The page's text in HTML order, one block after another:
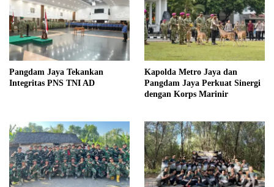
Pangdam Jaya Tekankan
Integritas PNS TNI AD
Kapolda Metro Jaya dan
Pangdam Jaya Perkuat Sinergi
dengan Korps Marinir